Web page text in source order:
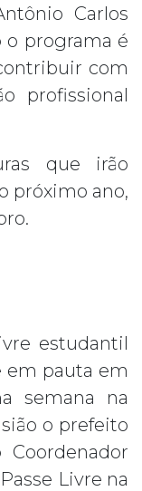
Carlos
o programa é
com
profissional
que irão
próximo ano,
estudantil
em pauta em
semana na
o prefeito
Livre na